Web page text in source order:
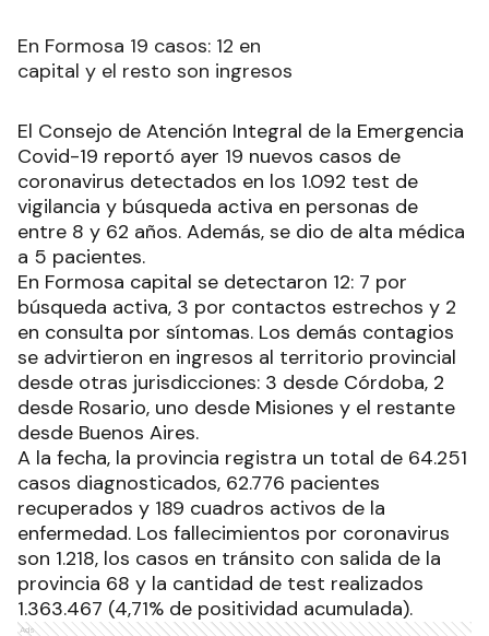
En Formosa 19 casos: 12 en
capital y el resto son ingresos
El Consejo de Atención Integral de la Emergencia
Covid-19 reportó ayer 19 nuevos casos de
coronavirus detectados en los 1.092 test de
vigilancia y búsqueda activa en personas de
entre 8 y 62 años. Además, se dio de alta médica
a 5 pacientes.
En Formosa capital se detectaron 12: 7 por
búsqueda activa, 3 por contactos estrechos y 2
en consulta por síntomas. Los demás contagios
se advirtieron en ingresos al territorio provincial
desde otras jurisdicciones: 3 desde Córdoba, 2
desde Rosario, uno desde Misiones y el restante
desde Buenos Aires.
A la fecha, la provincia registra un total de 64.251
casos diagnosticados, 62.776 pacientes
recuperados y 189 cuadros activos de la
enfermedad. Los fallecimientos por coronavirus
son 1.218, los casos en tránsito con salida de la
provincia 68 y la cantidad de test realizados
1.363.467 (4,71% de positividad acumulada).
Ads